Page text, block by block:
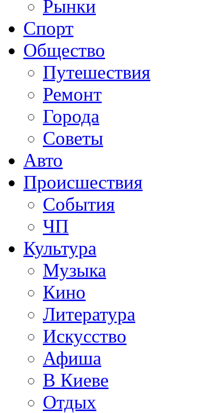
Рынки
Спорт
Общество
Путешествия
Ремонт
Города
Советы
Авто
Происшествия
События
ЧП
Культура
Музыка
Кино
Литература
Искусство
Афиша
В Киеве
Отдых